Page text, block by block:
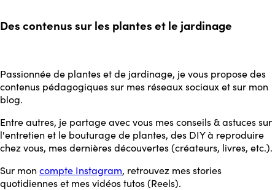
Des contenus sur les plantes et le jardinage
Passionnée de plantes et de jardinage, je vous propose des
contenus pédagogiques sur mes réseaux sociaux et sur mon
blog.
Entre autres, je partage avec vous mes conseils & astuces sur
l'entretien et le bouturage de plantes, des DIY à reproduire
chez vous, mes dernières découvertes (créateurs, livres, etc.).
Sur mon compte Instagram, retrouvez mes stories
quotidiennes et mes vidéos tutos (Reels).